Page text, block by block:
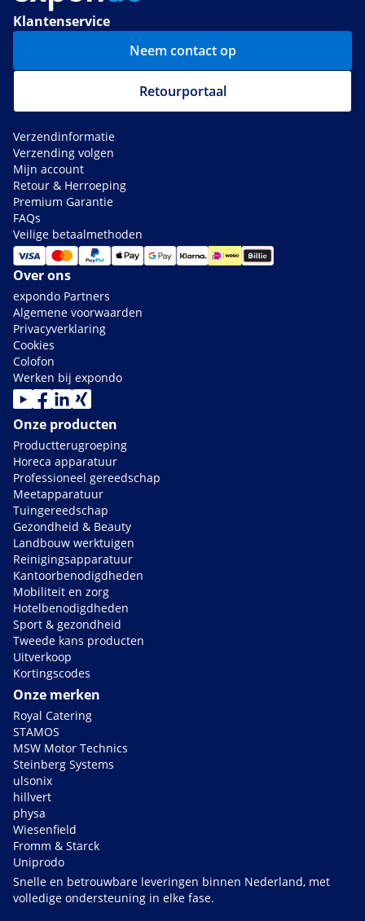
Klantenservice
Neem contact op
Retourportaal
Verzendinformatie
Verzending volgen
Mijn account
Retour & Herroeping
Premium Garantie
FAQs
Veilige betaalmethoden
Over ons
expondo Partners
Algemene voorwaarden
Privacyverklaring
Cookies
Colofon
Werken bij expondo
Onze producten
Productterugroeping
Horeca apparatuur
Professioneel gereedschap
Meetapparatuur
Tuingereedschap
Gezondheid & Beauty
Landbouw werktuigen
Reinigingsapparatuur
Kantoorbenodigdheden
Mobiliteit en zorg
Hotelbenodigdheden
Sport & gezondheid
Tweede kans producten
Uitverkoop
Kortingscodes
Onze merken
Royal Catering
STAMOS
MSW Motor Technics
Steinberg Systems
ulsonix
hillvert
physa
Wiesenfield
Fromm & Starck
Uniprodo
Snelle en betrouwbare leveringen binnen Nederland, met
volledige ondersteuning in elke fase.